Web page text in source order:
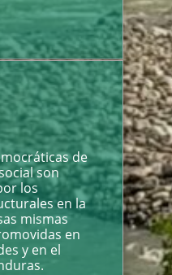
de
son
los
en la
mismas
en
y en el